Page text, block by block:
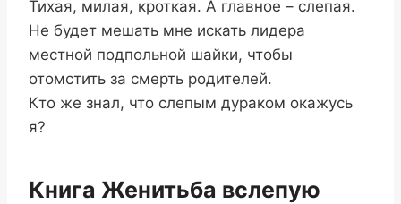
Тихая, милая, кроткая. А главное – слепая.
Не будет мешать мне искать лидера
местной подпольной шайки, чтобы
отомстить за смерть родителей.
Кто же знал, что слепым дураком окажусь
я?
Книга Женитьба вслепую